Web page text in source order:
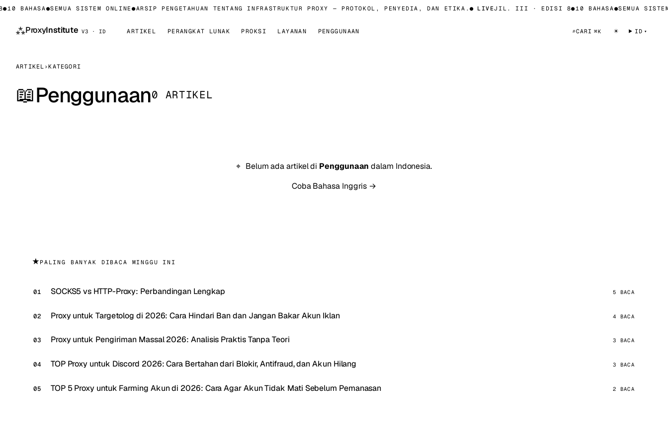
●10 BAHASA●SEMUA SISTEM ONLINE●ARSIP PENGETAHUAN TENTANG INFRASTRUKTUR PROXY — PROTOKOL, PENYEDIA, DAN ETIKA. ● LIVEJIL. III · EDISI 8●10 BAHASA●SEMUA
⁂ProxyInstitute V3 · ID ARTIKEL PERANGKAT LUNAK PROKSI LAYANAN PENGGUNAAN ⌕CARI ⌘K ☀ ID
ARTIKEL ›KATEGORI
📖Penggunaan0 ARTIKEL
Belum ada artikel di Penggunaan dalam Indonesia.
Coba Bahasa Inggris →
★ PALING BANYAK DIBACA MINGGU INI
SOCKS5 vs HTTP-Proxy: Perbandingan Lengkap 5 BACA
Proxy untuk Targetolog di 2026: Cara Hindari Ban dan Jangan Bakar Akun Iklan 4 BACA
Proxy untuk Pengiriman Massal 2026: Analisis Praktis Tanpa Teori 3 BACA
TOP Proxy untuk Discord 2026: Cara Bertahan dari Blokir, Antifraud, dan Akun Hilang 3 BACA
TOP 5 Proxy untuk Farming Akun di 2026: Cara Agar Akun Tidak Mati Sebelum Pemanasan 2 BACA